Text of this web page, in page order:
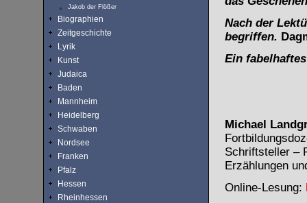
Jakob der Flößer
Biographien
Zeitgeschichte
Lyrik
Kunst
Judaica
Baden
Mannheim
Heidelberg
Schwaben
Nordsee
Franken
Pfalz
Hessen
Rheinhessen
Nach der
begriffen.
Ein
Michael
Schriftsteller –
Erzählungen
Online-Lesung: